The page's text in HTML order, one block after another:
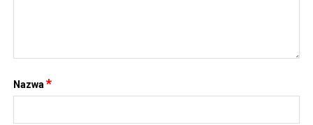
Nazwa*